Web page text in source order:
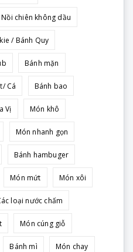
Nồi chiên không dầu
/ Bánh Quy
Bánh mặn
Cá Bánh bao
Vị Món khô
Món nhanh gọn
Bánh hambuger
Món mứt Món xôi
loại nước chấm
Món cúng giỗ
Bánh mì Món chay